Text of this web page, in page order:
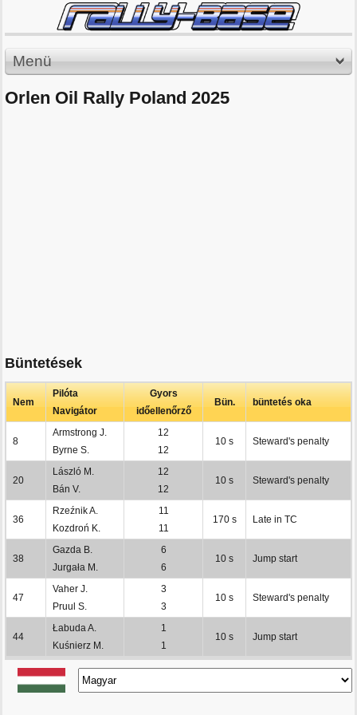
Menü
Orlen Oil Rally Poland 2025
Büntetések
Nem
Pilóta
Navigátor
Gyors
időellenőrző
Bün. büntetés oka
8
Armstrong J.
Byrne S.
12
12
10 s Steward's penalty
20
László M.
Bán V.
12
12
10 s Steward's penalty
36
Rzeźnik A.
Kozdroń K.
11
11
170 s Late in TC
38
Gazda B.
Jurgała M.
6
6
10 s Jump start
47
Vaher J.
Pruul S.
3
3
10 s Steward's penalty
44
Łabuda A.
Kuśnierz M.
1
1
10 s Jump start